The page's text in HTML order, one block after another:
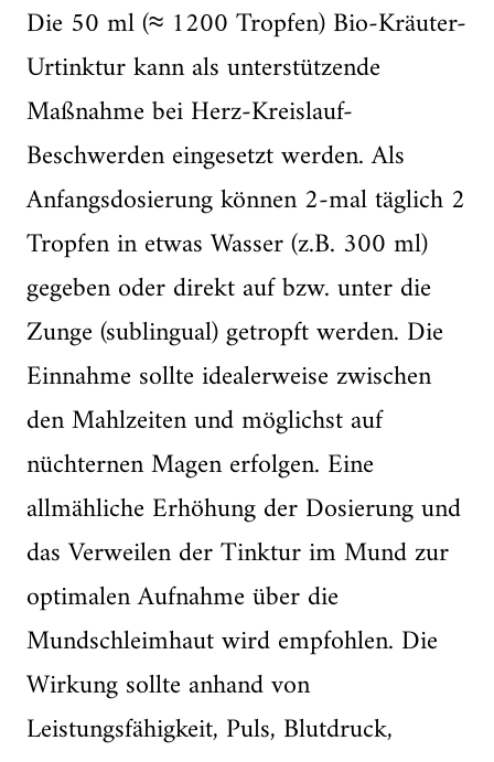
Die 50 ml (≈ 1200 Tropfen) Bio-Kräuter-
Urtinktur kann als unterstützende
Maßnahme bei Herz-Kreislauf-
Beschwerden eingesetzt werden. Als
Anfangsdosierung können 2-mal täglich 2
Tropfen in etwas Wasser (z.B. 300 ml)
gegeben oder direkt auf bzw. unter die
Zunge (sublingual) getropft werden. Die
Einnahme sollte idealerweise zwischen
den Mahlzeiten und möglichst auf
nüchternen Magen erfolgen. Eine
allmähliche Erhöhung der Dosierung und
das Verweilen der Tinktur im Mund zur
optimalen Aufnahme über die
Mundschleimhaut wird empfohlen. Die
Wirkung sollte anhand von
Leistungsfähigkeit, Puls, Blutdruck,